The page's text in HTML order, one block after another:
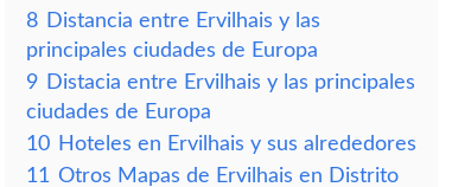
8 Distancia entre Ervilhais y las
principales ciudades de Europa
9 Distacia entre Ervilhais y las principales
ciudades de Europa
10 Hoteles en Ervilhais y sus alrededores
11 Otros Mapas de Ervilhais en Distrito